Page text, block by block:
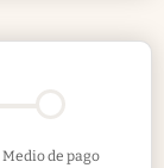
Medio de pago